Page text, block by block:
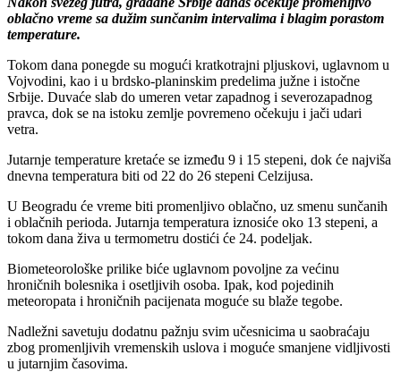
oblačno vreme sa dužim sunčanim intervalima i blagim porastom
temperature.
Tokom dana ponegde su mogući kratkotrajni pljuskovi, uglavnom u
Vojvodini, kao i u brdsko-planinskim predelima južne i istočne
Srbije. Duvaće slab do umeren vetar zapadnog i severozapadnog
pravca, dok se na istoku zemlje povremeno očekuju i jači udari
vetra.
Jutarnje temperature kretaće se između 9 i 15 stepeni, dok će najviša
dnevna temperatura biti od 22 do 26 stepeni Celzijusa.
U Beogradu će vreme biti promenljivo oblačno, uz smenu sunčanih
i oblačnih perioda. Jutarnja temperatura iznosiće oko 13 stepeni, a
tokom dana živa u termometru dostići će 24. podeljak.
Biometeorološke prilike biće uglavnom povoljne za većinu
hroničnih bolesnika i osetljivih osoba. Ipak, kod pojedinih
meteoropata i hroničnih pacijenata moguće su blaže tegobe.
Nadležni savetuju dodatnu pažnju svim učesnicima u saobraćaju
zbog promenljivih vremenskih uslova i moguće smanjene vidljivosti
u jutarnjim časovima.